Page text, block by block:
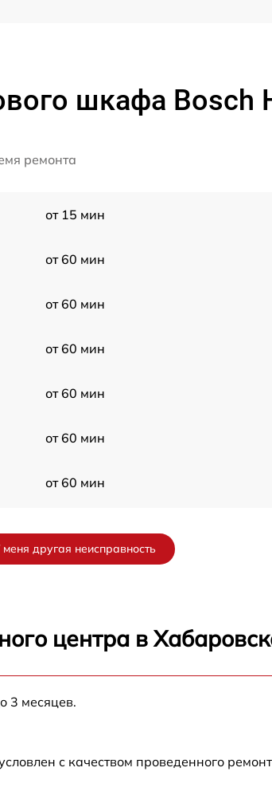
шкафа Bosch
ремонта
от 15 мин
от 60 мин
от 60 мин
от 60 мин
от 60 мин
от 60 мин
от 60 мин
от 60 мин
меня другая неисправность
центра в
3 месяцев.
с качеством проведенного